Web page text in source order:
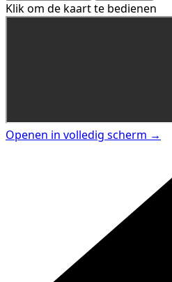
Klik om de kaart te bedienen
Openen in volledig scherm →